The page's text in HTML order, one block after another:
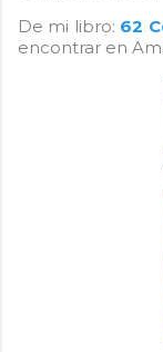
De mi libro: 62
encontrar en